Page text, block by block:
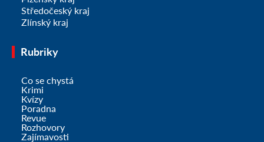
Středočeský kraj
Zlínský kraj
Rubriky
Co se chystá
Krimi
Kvízy
Poradna
Revue
Rozhovory
Zajímavosti